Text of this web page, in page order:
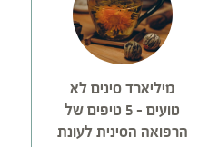
מיליארד סינים לא
טועים – 5 טיפים של
הרפואה הסינית לעונת